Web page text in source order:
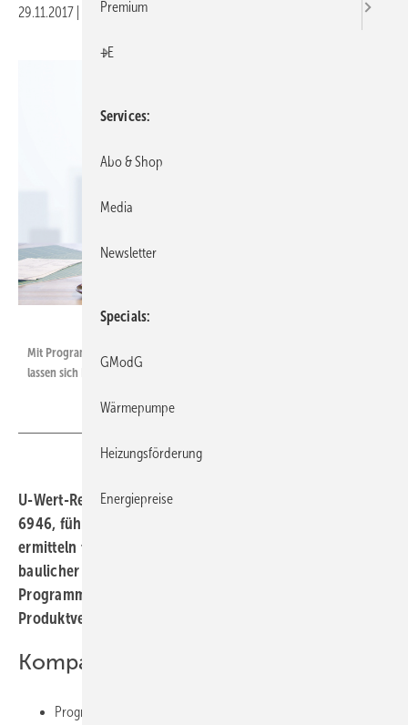
29.11.2017 Veröffentlicht in
Mit Programmen zur U-Wert-Berechnung und zum Tauwassernachweis
lassen sich Bauteile optimieren und bauphysikalische Fehler vermeiden.
U-Wert-Rechner überprüfen U-Werte nach DIN EN ISO
6946, führen Tauwassernachweise nach DIN 4108-3 und
ermitteln teilweise auch Energieeinsparpotenziale
baulicher Maßnahmen. Wie sich die einzelnen
Programme unterscheiden, zeigt dieser
Produktvergleich.
Kompakt informieren
Programme zur U-Wert-Berechnung und zum
Premium
+E
Services
Abo & Shop
Media
Newsletter
Specials
GModG
Wärmepumpe
Heizungsförderung
Energiepreise